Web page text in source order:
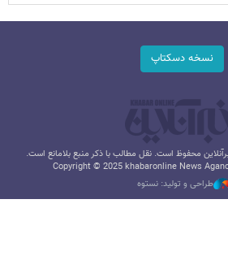
نسخه دسکتاپ
محفوظ است. نقل مطالب با ذکر منبع بلامانع است.
Copyright © 2025 khabaronline News
طراحی و تولید: نستوه